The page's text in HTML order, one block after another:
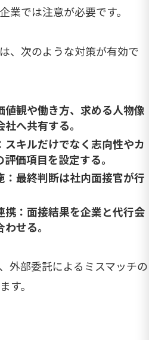
業では注意が必要です。
、次のような対策が有効で
値観や働き方、求める人物像
へ共有する。
スキルだけでなく志向性やカ
価項目を設定する。
：最終判断は社内面接官が行
携：面接結果を企業と代行会
せる。
外部委託によるミスマッチの
す。